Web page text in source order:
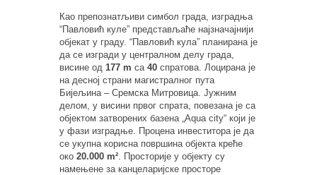
Као препознатљиви симбол града, изградња
“Павловић куле” представљаће најзначајнији
објекат у граду. “Павловић кула” планирана је
да се изгради у централном делу града,
висине од 177 m са 40 спратова. Лоцирана је
на десној страни магистралног пута
Бијељина – Сремска Митровица. Јужним
делом, у висини првог спрата, повезана је са
објектом затворених базена „Aqua city“ који је
у фази изградње. Процена инвеститора је да
се укупна корисна површина објекта креће
око 20.000 m² . Просторије у објекту су
намењене за канцеларијске просторе